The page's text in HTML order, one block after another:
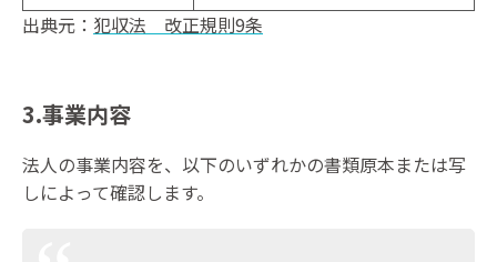
出典元： 犯収法 改正規則9条
3.事業内容
法人の事業内容を、以下のいずれかの書類原本または写
しによって確認します。